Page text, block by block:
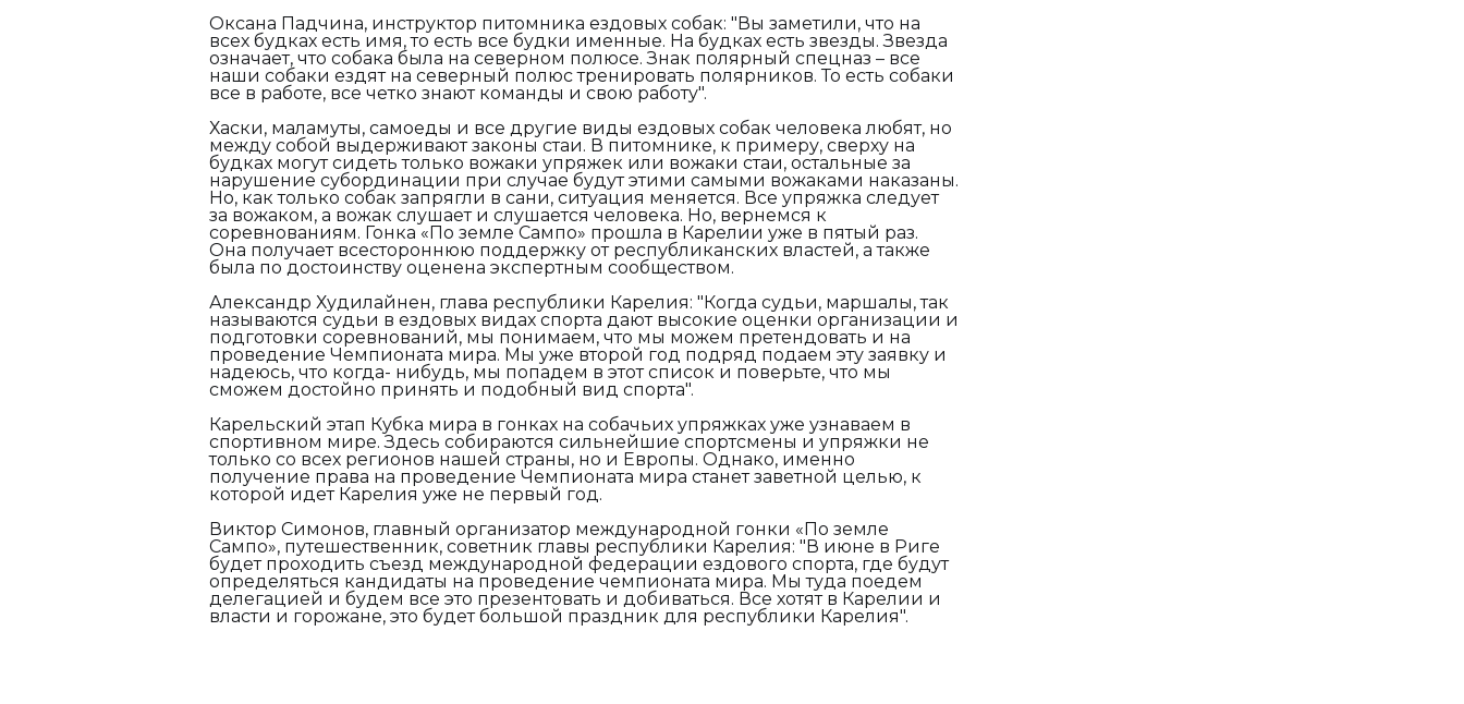
Оксана Падчина, инструктор питомника ездовых собак: "Вы заметили, что на
всех будках есть имя, то есть все будки именные. На будках есть звезды. Звезда
означает, что собака была на северном полюсе. Знак полярный спецназ – все
наши собаки ездят на северный полюс тренировать полярников. То есть собаки
все в работе, все четко знают команды и свою работу".
Хаски, маламуты, самоеды и все другие виды ездовых собак человека любят, но
между собой выдерживают законы стаи. В питомнике, к примеру, сверху на
будках могут сидеть только вожаки упряжек или вожаки стаи, остальные за
нарушение субординации при случае будут этими самыми вожаками наказаны.
Но, как только собак запрягли в сани, ситуация меняется. Все упряжка следует
за вожаком, а вожак слушает и слушается человека. Но, вернемся к
соревнованиям. Гонка «По земле Сампо» прошла в Карелии уже в пятый раз.
Она получает всестороннюю поддержку от республиканских властей, а также
была по достоинству оценена экспертным сообществом.
Александр Худилайнен, глава республики Карелия: "Когда судьи, маршалы, так
называются судьи в ездовых видах спорта дают высокие оценки организации и
подготовки соревнований, мы понимаем, что мы можем претендовать и на
проведение Чемпионата мира. Мы уже второй год подряд подаем эту заявку и
надеюсь, что когда- нибудь, мы попадем в этот список и поверьте, что мы
сможем достойно принять и подобный вид спорта".
Карельский этап Кубка мира в гонках на собачьих упряжках уже узнаваем в
спортивном мире. Здесь собираются сильнейшие спортсмены и упряжки не
только со всех регионов нашей страны, но и Европы. Однако, именно
получение права на проведение Чемпионата мира станет заветной целью, к
которой идет Карелия уже не первый год.
Виктор Симонов, главный организатор международной гонки «По земле
Сампо», путешественник, советник главы республики Карелия: "В июне в Риге
будет проходить съезд международной федерации ездового спорта, где будут
определяться кандидаты на проведение чемпионата мира. Мы туда поедем
делегацией и будем все это презентовать и добиваться. Все хотят в Карелии и
власти и горожане, это будет большой праздник для республики Карелия".